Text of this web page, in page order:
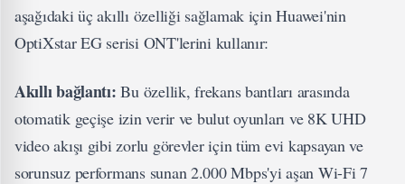
aşağıdaki üç akıllı özelliği sağlamak için Huawei'nin
OptiXstar EG serisi ONT'lerini kullanır:
Akıllı bağlantı:Bu özellik, frekans bantları arasında
otomatik geçişe izin verir ve bulut oyunları ve 8K UHD
video akışı gibi zorlu görevler için tüm evi kapsayan ve
sorunsuz performans sunan 2.000 Mbps'yi aşan Wi-Fi 7